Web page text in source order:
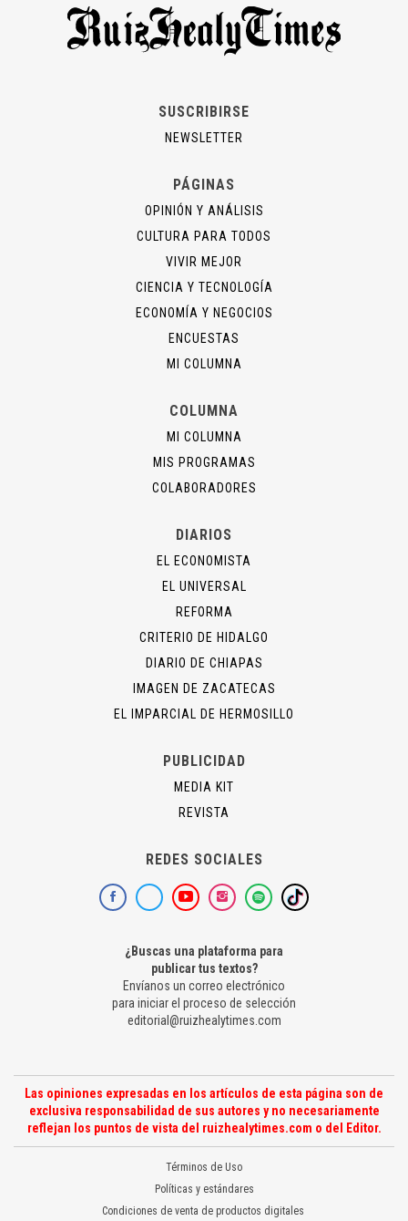
SUSCRIBIRSE
NEWSLETTER
PÁGINAS
OPINIÓN Y ANÁLISIS
CULTURA PARA TODOS
VIVIR MEJOR
CIENCIA Y TECNOLOGÍA
ECONOMÍA Y NEGOCIOS
ENCUESTAS
MI COLUMNA
COLUMNA
MI COLUMNA
MIS PROGRAMAS
COLABORADORES
DIARIOS
EL ECONOMISTA
EL UNIVERSAL
REFORMA
CRITERIO DE HIDALGO
DIARIO DE CHIAPAS
IMAGEN DE ZACATECAS
EL IMPARCIAL DE HERMOSILLO
PUBLICIDAD
MEDIA KIT
REVISTA
REDES SOCIALES
¿Buscas una plataforma para
publicar tus textos?
Envíanos un correo electrónico
para iniciar el proceso de selección
editorial@ruizhealytimes.com
Las opiniones expresadas en los artículos de esta página son de
exclusiva responsabilidad de sus autores y no necesariamente
reflejan los puntos de vista del ruizhealytimes.com o del Editor.
Términos de Uso
Políticas y estándares
Condiciones de venta de productos digitales